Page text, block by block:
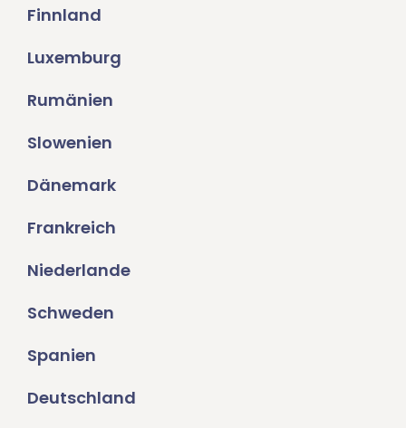
Finnland
Luxemburg
Rumänien
Slowenien
Dänemark
Frankreich
Niederlande
Schweden
Spanien
Deutschland